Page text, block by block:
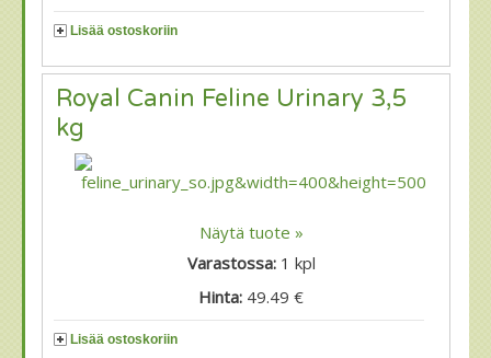
Lisää ostoskoriin
Royal Canin Feline Urinary 3,5
kg
Näytä tuote »
Varastossa: 1 kpl
Hinta: 49.49 €
Lisää ostoskoriin